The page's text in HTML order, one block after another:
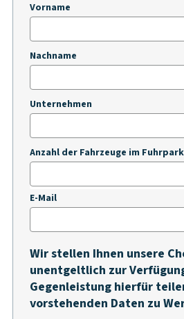
Vorname
Nachname
Unternehmen
Anzahl der Fahrzeuge im Fuhrpark
E-Mail
Wir stellen Ihnen unsere
unentgeltlich zur
Gegenleistung hierfür
vorstehenden Daten zu